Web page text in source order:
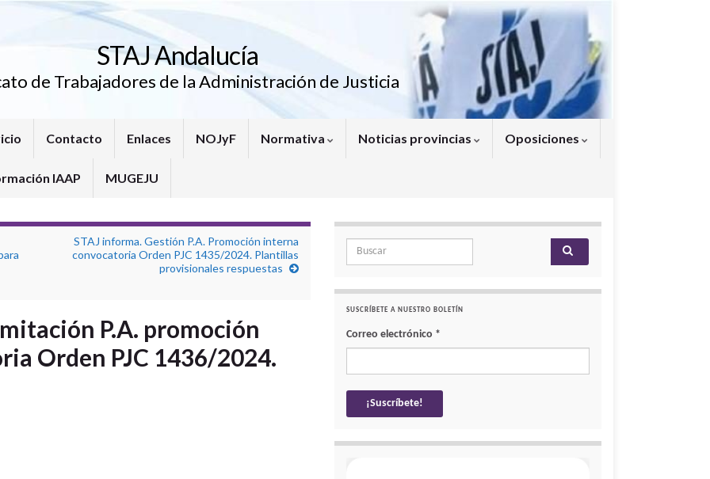
STAJ Andalucía
de Trabajadores de la Administración de Justicia
Contacto Enlaces NOJyF Normativa Noticias provincias Oposiciones
IAAP MUGEJU
STAJ informa. Gestión P.A. Promoción interna
convocatoria Orden PJC 1435/2024. Plantillas
provisionales respuestas
P.A. promoción
Orden PJC 1436/2024.
Search for:
SUSCRÍBETE A NUESTRO BOLETÍN
Correo electrónico *